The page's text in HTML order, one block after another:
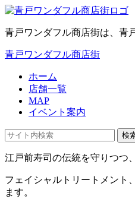
青戸ワンダフル商店街は、青
青戸ワンダフル商店街
ホーム
店舗一覧
MAP
イベント案内
検
江戸前寿司の伝統を守りつつ
フェイシャルトリートメント
ます。